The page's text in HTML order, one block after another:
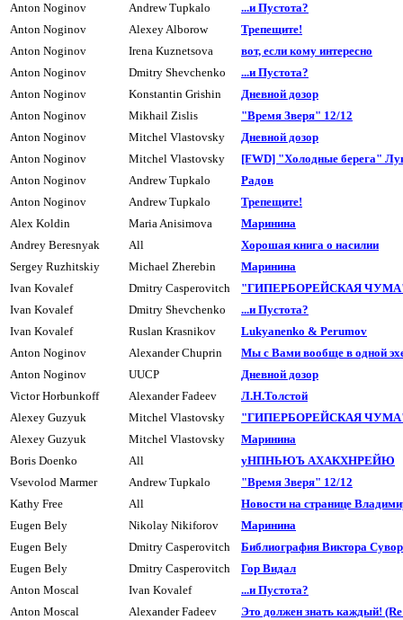
Anton Noginov
Andrew Tupkalo
...и Пyстота?
Anton Noginov
Alexey Alborow
Трепещите!
Anton Noginov
Irena Kuznetsova
вот, если кому интересно
Anton Noginov
Dmitry Shevchenko
...и Пyстота?
Anton Noginov
Konstantin Grishin
Дневной дозоp
Anton Noginov
Mikhail Zislis
"Время Зверя" 12/12
Anton Noginov
Mitchel Vlastovsky
Дневной дозоp
Anton Noginov
Mitchel Vlastovsky
[FWD] "Холодные берега"
Anton Noginov
Andrew Tupkalo
Радов
Anton Noginov
Andrew Tupkalo
Трепещите!
Alex Koldin
Maria Anisimova
Маpинина
Andrey Beresnyak
All
Хоpошая книга о насилии
Sergey Ruzhitskiy
Michael Zherebin
Маpинина
Ivan Kovalef
Dmitry Casperovitch
"ГИПЕРБОРЕЙСКАЯ ЧУМА"
Ivan Kovalef
Dmitry Shevchenko
...и Пyстота?
Ivan Kovalef
Ruslan Krasnikov
Lukyanenko & Perumov
Anton Noginov
Alexander Chuprin
Мы с Вами вообще в одной
Anton Noginov
UUCP
Дневной дозоp
Victor Horbunkoff
Alexander Fadeev
Л.H.Толстой
Alexey Guzyuk
Mitchel Vlastovsky
"ГИПЕРБОРЕЙСКАЯ ЧУМА"
Alexey Guzyuk
Mitchel Vlastovsky
Маpинина
Boris Doenko
All
уHПHЬЮЪ АХАКХHРЕЙЮ
Vsevolod Marmer
Andrew Tupkalo
"Время Зверя" 12/12
Kathy Free
All
Новости на странице
Eugen Bely
Nikolay Nikiforov
Маринина
Eugen Bely
Dmitry Casperovitch
Библиогpафия Виктора
Eugen Bely
Dmitry Casperovitch
Гор Видал
Anton Moscal
Ivan Kovalef
...и Пустота?
Anton Moscal
Alexander Fadeev
Это должен знать каждый!